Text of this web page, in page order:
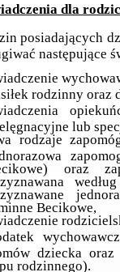
dla
posiadających
następujące
rodzinny oraz
lub
rodzaje
oraz
Becikowe,
dziecka
rodzinnego).